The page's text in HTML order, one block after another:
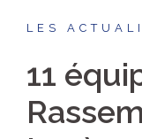
LES
11